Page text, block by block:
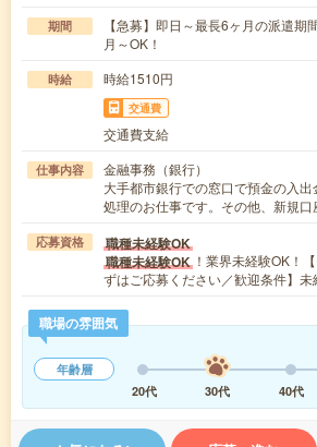
期間
【急募】即日～最長6ヶ月の派遣
月～OK！
時給 時給1510円
交通費
交通費支給
仕事内容
金融事務（銀行）
大手都市銀行での窓口で預金の入
処理のお仕事です。その他、新規
応募資格
職種未経験OK
職種未経験OK ！業界未経験OK！
ずはご応募ください／歓迎条件】
職場の雰囲気
年齢層
20代
30代 40代